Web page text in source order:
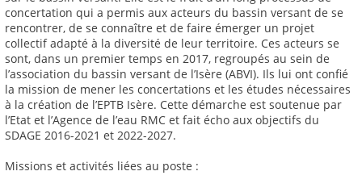
concertation qui a permis aux acteurs du bassin versant de se
rencontrer, de se connaître et de faire émerger un projet
collectif adapté à la diversité de leur territoire. Ces acteurs se
sont, dans un premier temps en 2017, regroupés au sein de
l’association du bassin versant de l’Isère (ABVI). Ils lui ont confié
la mission de mener les concertations et les études nécessaires
à la création de l’EPTB Isère. Cette démarche est soutenue par
l’Etat et l’Agence de l’eau RMC et fait écho aux objectifs du
SDAGE 2016-2021 et 2022-2027.
Missions et activités liées au poste :